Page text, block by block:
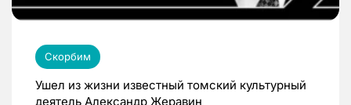
Скорбим
Ушел из жизни известный томский культурный
деятель Александр Жеравин